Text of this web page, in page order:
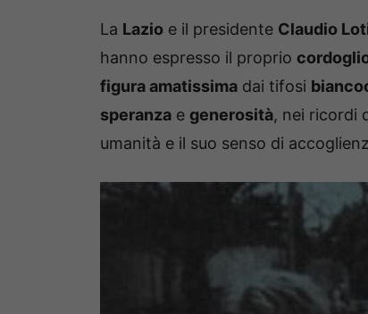
La Lazio e il presidente Claudio
hanno espresso il proprio
figura amatissima dai tifosi
speranza e generosità, nei ricordi
umanità e il suo senso di